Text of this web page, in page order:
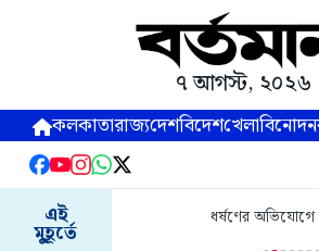
৭ আগস্ট, ২০২৬
কলকাতারাজ্যদেশবিদেশখেলাবিনোদন
এই
মুহূর্তে
ধর্ষণের অভিযোগে